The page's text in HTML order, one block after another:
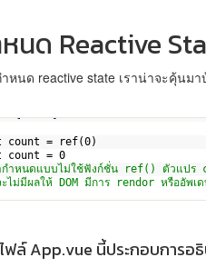
นด Reactive
หนด reactive state เราน่าจะคุ้นม
{ ref } from 'vue'
count = ref(0)
count = 0
ำหนดแบบไม่ใช้ฟังก์ชั่น ref() ตัวแปร
ม่มีผลให้ DOM มีการ rendor หรืออัพเ
ฟล์ App.vue นี้ประกอบการอ